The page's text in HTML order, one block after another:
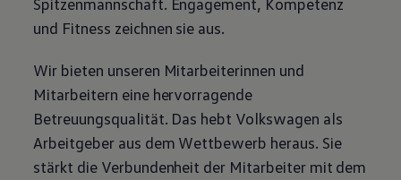
und Fitness zeichnen sie aus.
Wir bieten unseren Mitarbeiterinnen und
Mitarbeitern eine hervorragende
Betreuungsqualität. Das hebt Volkswagen als
Arbeitgeber aus dem Wettbewerb heraus. Sie
stärkt die Verbundenheit der Mitarbeiter mit dem